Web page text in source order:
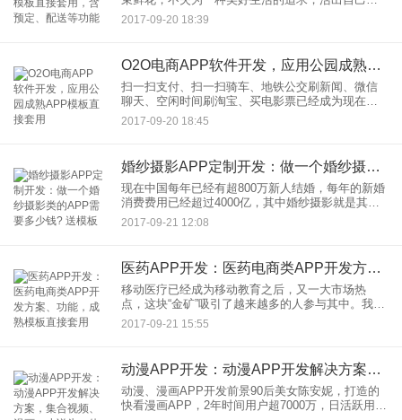
一种态度！为亲人朋友订一束花，表达自己情感，
是恒古不变的方法。随着人们生活水平的提高，鲜
2017-09-20 18:39
O2O电商APP软件开发，应用公园成熟APP模板直接套用
扫一扫支付、扫一扫骑车、地铁公交刷新闻、微信
聊天、空闲时间刷淘宝、买电影票已经成为现在生
活的常态，手机对生活的变革远远超过人们想象，
而这一切不过才短短几年，未来的将会带来什么变
2017-09-20 18:45
婚纱摄影APP定制开发：做一个婚纱摄影类的APP需要多少钱? 送模板
现在中国每年已经有超800万新人结婚，每年的新婚
消费费用已经超过4000亿，其中婚纱摄影就是其中
一个重要的部分。随着80、90后新消费的兴起，婚
纱摄影也不再简单的在室内拍摄，旅行婚礼更是亮
2017-09-21 12:08
医药APP开发：医药电商类APP开发方案、功能，成熟模板直接套用
移动医疗已经成为移动教育之后，又一大市场热
点，这块“金矿”吸引了越来越多的人参与其中。我们
都知道传统的医疗、医药行业利润丰厚，但是市场
封闭，大部分市场份额掌握在少数人手中。同时，
2017-09-21 15:55
动漫APP开发：动漫APP开发解决方案，集合视频、漫画、小说为一体
动漫、漫画APP开发前景90后美女陈安妮，打造的
快看漫画APP，2年时间用户超7000万，日活跃用户